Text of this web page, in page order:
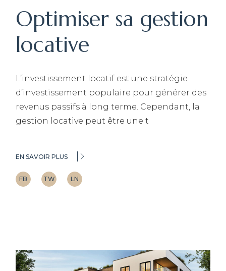
Optimiser sa gestion
locative
L’investissement locatif est une stratégie
d’investissement populaire pour générer des
revenus passifs à long terme. Cependant, la
gestion locative peut être une t
EN SAVOIR PLUS
FB TW LN